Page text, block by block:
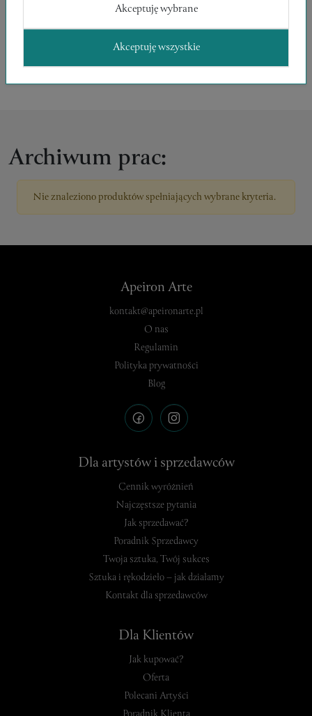
Archiwum prac:
Nie znaleziono produktów spełniających wybrane kryteria.
Apeiron Arte
kontakt@apeironarte.pl
O nas
Regulamin
Polityka prywatności
Blog
Dla artystów i sprzedawców
Cennik wyróżnień
Najczęstsze pytania
Jak sprzedawać?
Poradnik Sprzedawcy
Twoja sztuka, Twój sukces
Sztuka i rękodzieło – jak działamy
Kontakt dla sprzedawców
Dla Klientów
Jak kupować?
Oferta
Polecani Artyści
Akceptuję wybrane
Akceptuję wszystkie